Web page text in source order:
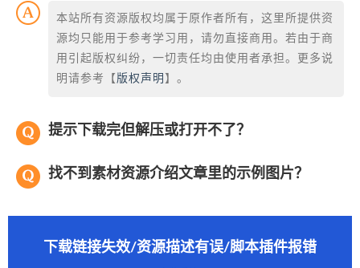
本站所有资源版权均属于原作者所有，这里所提供资
源均只能用于参考学习用，请勿直接商用。若由于商
用引起版权纠纷，一切责任均由使用者承担。更多说
明请参考【 版权声明 】。
提示下载完但解压或打开不了？
找不到素材资源介绍文章里的示例图片？
下载链接失效/资源描述有误/脚本插件报错